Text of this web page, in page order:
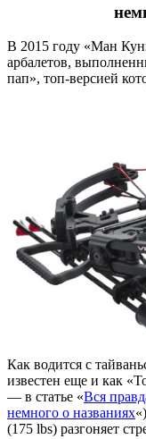
В 2015 году «Ман
арбалетов,
пап», топ-версией
Как водится с
известен еще и как
— в статье «Вся
немного о названиях
(175 lbs) разгоняет